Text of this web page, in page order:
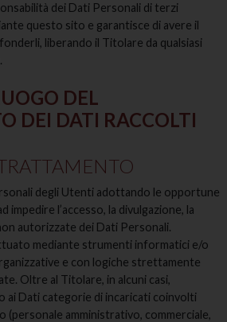
dei Dati Personali di terzi
questo sito e garantisce di avere il
liberando il Titolare da qualsiasi
DEL
DEI DATI RACCOLTI
degli Utenti adottando le opportune
impedire l’accesso, la divulgazione, la
autorizzate dei Dati Personali.
mediante strumenti informatici e/o
e con logiche strettamente
Oltre al Titolare, in alcuni casi,
ai Dati categorie di incaricati coinvolti
(personale amministrativo, commerciale,